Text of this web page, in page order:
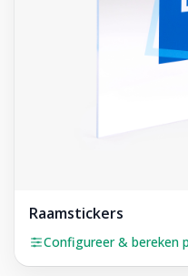
Raamstickers
Configureer & bereken